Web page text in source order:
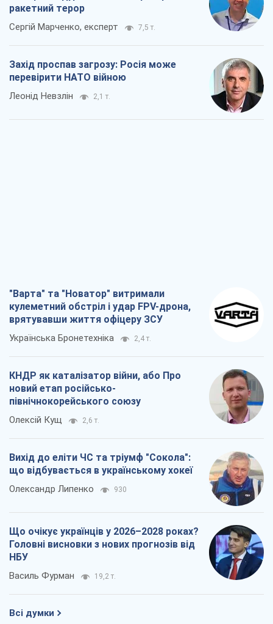
ракетний терор
Сергій Марченко, експерт 7,5 т.
Захід проспав загрозу: Росія може
перевірити НАТО війною
Леонід Невзлін 2,1 т.
"Варта" та "Новатор" витримали
кулеметний обстріл і удар FPV-дрона,
врятувавши життя офіцеру ЗСУ
Українська Бронетехніка 2,4 т.
КНДР як каталізатор війни, або Про
новий етап російсько-
північнокорейського союзу
Олексій Кущ 2,6 т.
Вихід до еліти ЧС та тріумф "Сокола":
що відбувається в українському хокеї
Олександр Липенко 930
Що очікує українців у 2026–2028 роках?
Головні висновки з нових прогнозів від
НБУ
Василь Фурман 19,2 т.
Всі думки